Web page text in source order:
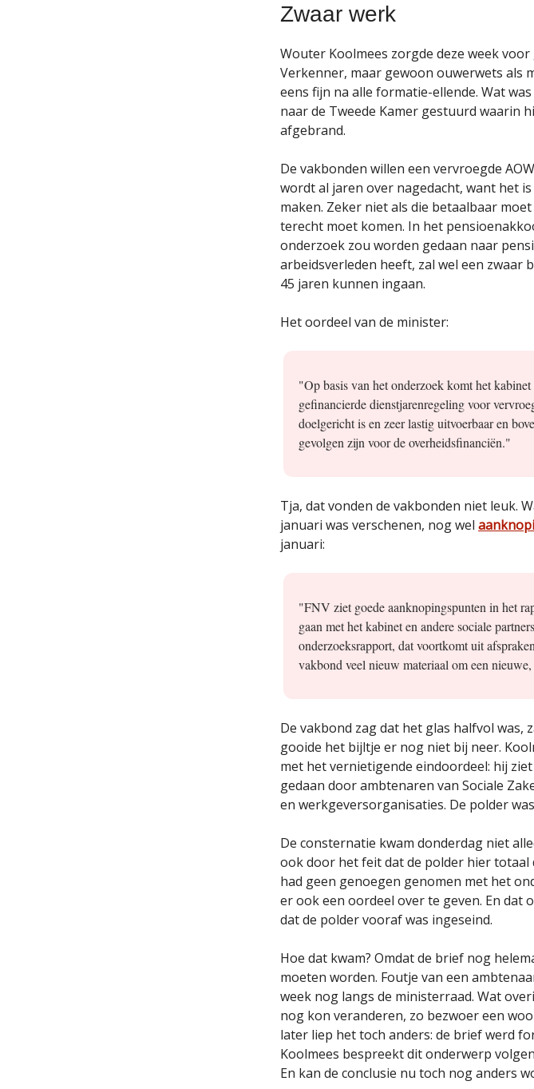
Zwaar werk
Wouter Koolmees zorgde deze week
Verkenner, maar gewoon ouwerwets als
eens fijn na alle formatie-ellende. Wat
naar de Tweede Kamer gestuurd waarin
afgebrand.
De vakbonden willen een vervroegde
wordt al jaren over nagedacht, want het
maken. Zeker niet als die betaalbaar
terecht moet komen. In het
onderzoek zou worden gedaan naar
arbeidsverleden heeft, zal wel een zwaar
45 jaren kunnen ingaan.
Het oordeel van de minister:
"Op basis van het onderzoek komt het
gefinancierde dienstjarenregeling voor
doelgericht is en zeer lastig uitvoerbaar en
gevolgen zijn voor de overheidsfinanciën."
Tja, dat vonden de vakbonden niet leuk.
januari was verschenen, nog wel
januari:
"FNV ziet goede aanknopingspunten in het
gaan met het kabinet en andere sociale
onderzoeksrapport, dat voortkomt uit
vakbond veel nieuw materiaal om een
De vakbond zag dat het glas halfvol was,
gooide het bijltje er nog niet bij neer.
met het vernietigende eindoordeel: hij
gedaan door ambtenaren van Sociale
en werkgeversorganisaties. De polder
De consternatie kwam donderdag niet
ook door het feit dat de polder hier totaal
had geen genoegen genomen met het
er ook een oordeel over te geven. En dat
dat de polder vooraf was ingeseind.
Hoe dat kwam? Omdat de brief nog
moeten worden. Foutje van een
week nog langs de ministerraad. Wat
nog kon veranderen, zo bezwoer een
later liep het toch anders: de brief werd
Koolmees bespreekt dit onderwerp
En kan de conclusie nu toch nog anders